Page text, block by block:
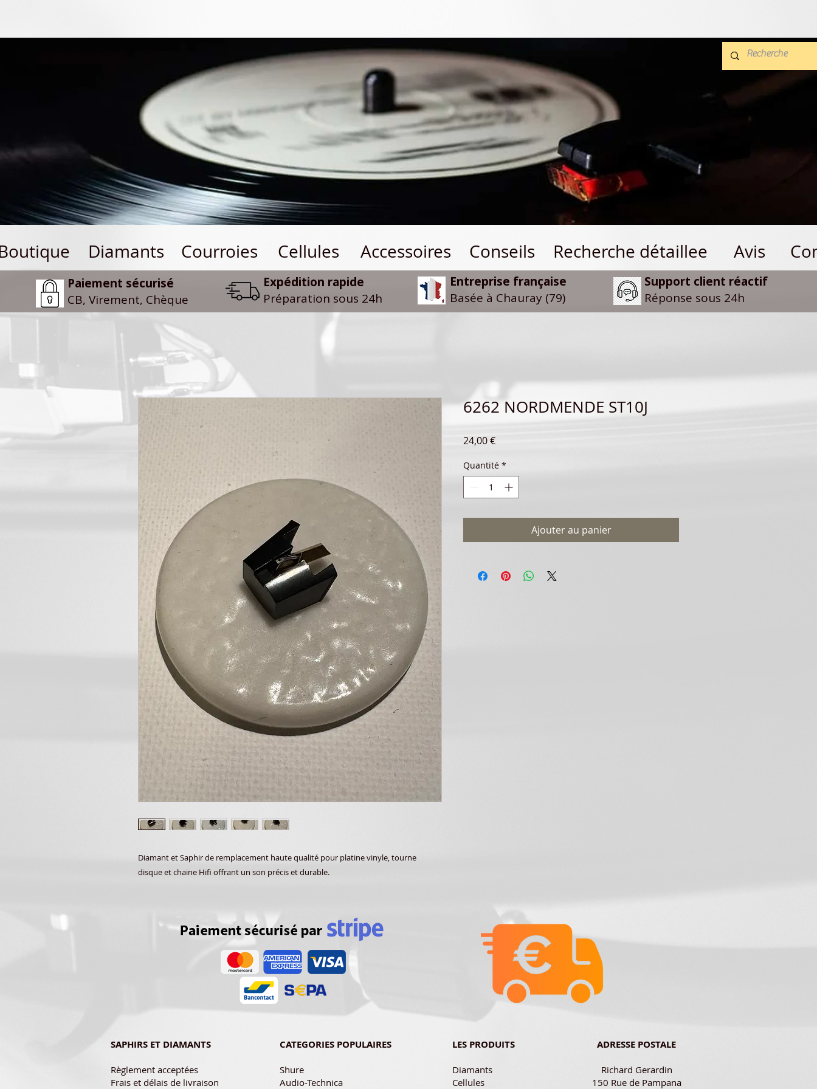
Diamants Courroies Cellules Accessoires Conseils Recherche détaillee Avis
Paiement sécurisé
CB, Virement, Chèque
Expédition rapide
Préparation sous 24h
Entreprise française
Basée à Chauray (79)
Support client réactif
Réponse sous 24h
Diamant et Saphir de remplacement haute qualité pour platine vinyle, tourne
disque et chaine Hifi offrant un son précis et durable.
6262 NORDMENDE ST10J
24,00 €Prix
Quantité *
Ajouter au panier
SAPHIRS ET DIAMANTS
Règlement acceptées
Frais et délais de livraison
CATEGORIES POPULAIRES
Shure
Audio-Technica
ADRESSE POSTALE
Richard Gerardin
150 Rue de Pampana
LES PRODUITS
Diamants
Cellules